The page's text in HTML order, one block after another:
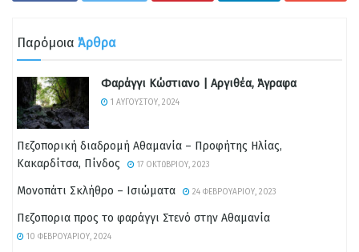
Παρόμοια Άρθρα
Φαράγγι Κώστιανο | Αργιθέα, Άγραφα
1 ΑΥΓΟΎΣΤΟΥ, 2024
Πεζοπορική διαδρομή Αθαμανία – Προφήτης Ηλίας,
Κακαρδίτσα, Πίνδος
17 ΟΚΤΩΒΡΊΟΥ, 2023
Μονοπάτι Σκλήθρο – Ισιώματα 24 ΦΕΒΡΟΥΑΡΊΟΥ, 2023
Πεζοπορια προς το φαράγγι Στενό στην Αθαμανία
10 ΦΕΒΡΟΥΑΡΊΟΥ, 2024